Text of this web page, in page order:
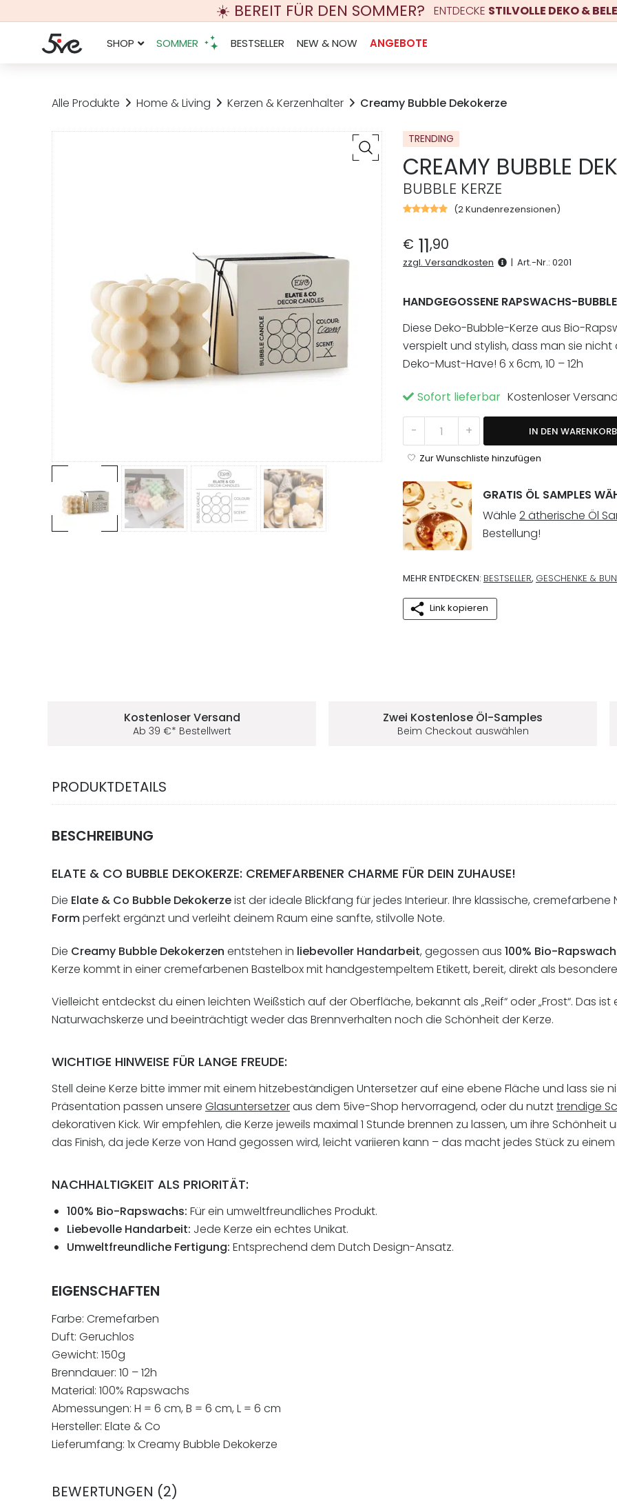
☀️ BEREIT FÜR DEN SOMMER? ENTDECKE STILVOLLE DEKO &
SHOP SOMMER BESTSELLER NEW & NOW ANGEBOTE
Alle Produkte Home & Living Kerzen & Kerzenhalter Creamy Bubble Dekokerze
TRENDING
CREAMY BUBBLE
BUBBLE KERZE
Bewertet
5,
basierend
auf
(2Kundenrezensionen)
€ 11,90
zzgl. Versandkosten | Art.-Nr.: 0201
HANDGEGOSSENE RAPSWACHS-
Diese Deko-Bubble-Kerze aus Bio-
verspielt und stylish, dass man sie
Deko-Must-Have! 6 x 6cm, 10 – 12h
Sofort lieferbar Kostenloser
-
Creamy Bubble Dekokerze Menge
+ IN DEN WARENKORB
Zur Wunschliste hinzufügen
GRATIS ÖL SAMPLES
Wähle 2 ätherische Öl
Bestellung!
MEHR ENTDECKEN: BESTSELLER, GESCHENKE &
Link kopieren
Kostenloser Versand
Ab 39 €* Bestellwert
Zwei Kostenlose Öl-Samples
Beim Checkout auswählen
PRODUKTDETAILS
BESCHREIBUNG
ELATE & CO BUBBLE DEKOKERZE: CREMEFARBENER CHARME FÜR DEIN ZUHAUSE!
Die Elate & Co Bubble Dekokerzeist der ideale Blickfang für jedes Interieur. Ihre klassische,
Formperfekt ergänzt und verleiht deinem Raum eine sanfte, stilvolle Note.
Die Creamy Bubble Dekokerzen entstehen in liebevoller Handarbeit, gegossen aus 100% Bio-
Kerze kommt in einer cremefarbenen Bastelbox mit handgestempeltem Etikett, bereit, direkt als
Vielleicht entdeckst du einen leichten Weißstich auf der Oberfläche, bekannt als „Reif“ oder „Frost“. Das
Naturwachskerze und beeinträchtigt weder das Brennverhalten noch die Schönheit der Kerze.
WICHTIGE HINWEISE FÜR LANGE FREUDE:
Stell deine Kerze bitte immer mit einem hitzebeständigen Untersetzer auf eine ebene Fläche und lass sie
Präsentation passen unsere Glasuntersetzeraus dem 5ive-Shop hervorragend, oder du nutzttrendige
dekorativen Kick. Wir empfehlen, die Kerze jeweils maximal 1 Stunde brennen zu lassen, um ihre
das Finish, da jede Kerze von Hand gegossen wird, leicht variieren kann – das macht jedes Stück zu
NACHHALTIGKEIT ALS PRIORITÄT:
100% Bio-Rapswachs: Für ein umweltfreundliches Produkt.
Liebevolle Handarbeit: Jede Kerze ein echtes Unikat.
Umweltfreundliche Fertigung: Entsprechend dem Dutch Design-Ansatz.
EIGENSCHAFTEN
Farbe: Cremefarben
Duft: Geruchlos
Gewicht: 150g
Brenndauer: 10 – 12h
Material: 100% Rapswachs
Abmessungen: H = 6 cm, B = 6 cm, L = 6 cm
Hersteller: Elate & Co
Lieferumfang: 1x Creamy Bubble Dekokerze
BEWERTUNGEN (2)